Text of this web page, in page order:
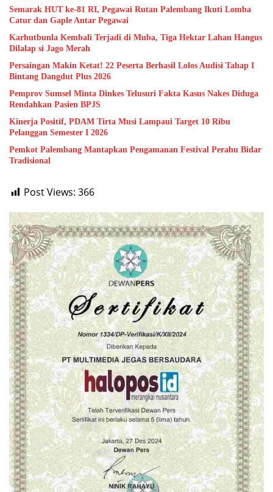
Semarak HUT ke-81 RI, Pegawai Rutan Palembang Ikuti Lomba
Catur dan Gaple Antar Pegawai
Karhutbunla Kembali Terjadi di Muba, Tiga Hektar Lahan Hangus
Dilalap si Jago Merah
Persaingan Makin Ketat! 22 Peserta Berhasil Lolos Audisi Tahap I
Bintang Dangdut Plus 2026
Pemprov Sumsel Minta Dinkes Telusuri Fakta Kasus Nakes Diduga
Rendahkan Pasien BPJS
Kinerja Positif, PDAM Tirta Musi Lampaui Target 10 Ribu
Pelanggan Semester I 2026
Pemkot Palembang Mantapkan Pengamanan Festival Perahu Bidar
Tradisional
Post Views: 366